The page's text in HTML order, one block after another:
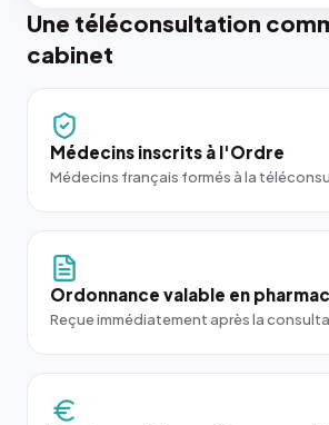
Une téléconsultation
cabinet
Médecins inscrits à l'Ordre
Médecins français formés à la
Ordonnance valable en
Reçue immédiatement après la